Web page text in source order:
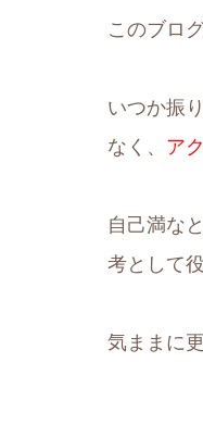
このブロ
いつか振
なく、 ア
自己満な
考として
気ままに